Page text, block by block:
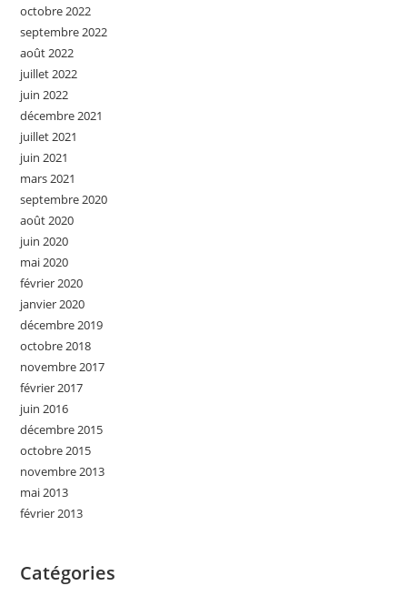
octobre 2022
septembre 2022
août 2022
juillet 2022
juin 2022
décembre 2021
juillet 2021
juin 2021
mars 2021
septembre 2020
août 2020
juin 2020
mai 2020
février 2020
janvier 2020
décembre 2019
octobre 2018
novembre 2017
février 2017
juin 2016
décembre 2015
octobre 2015
novembre 2013
mai 2013
février 2013
Catégories